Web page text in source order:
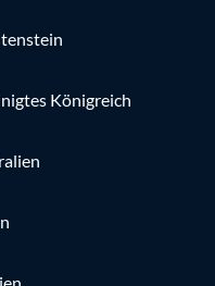
Königreich